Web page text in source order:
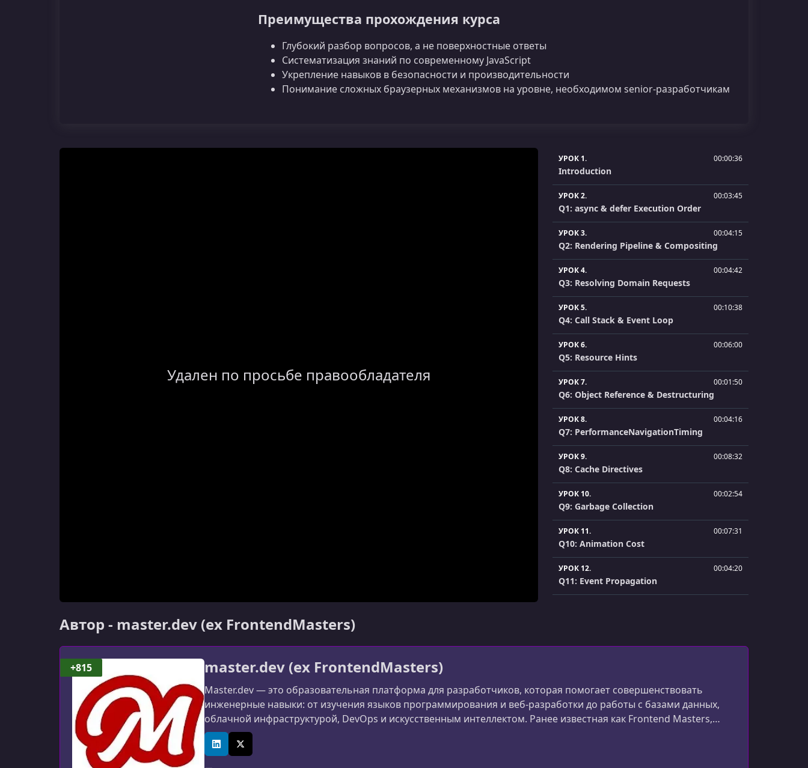
Преимущества прохождения курса
Глубокий разбор вопросов, а не поверхностные ответы
Систематизация знаний по современному JavaScript
Укрепление навыков в безопасности и производительности
Понимание сложных браузерных механизмов на уровне, необходимом senior‑разработчикам
Удален по просьбе правообладателя
УРОК 1. 00:00:36
Introduction
УРОК 2. 00:03:45
Q1: async & defer Execution Order
УРОК 3. 00:04:15
Q2: Rendering Pipeline & Compositing
УРОК 4. 00:04:42
Q3: Resolving Domain Requests
УРОК 5. 00:10:38
Q4: Call Stack & Event Loop
УРОК 6. 00:06:00
Q5: Resource Hints
УРОК 7. 00:01:50
Q6: Object Reference & Destructuring
УРОК 8. 00:04:16
Q7: PerformanceNavigationTiming
УРОК 9. 00:08:32
Q8: Cache Directives
УРОК 10. 00:02:54
Q9: Garbage Collection
УРОК 11. 00:07:31
Q10: Animation Cost
УРОК 12. 00:04:20
Q11: Event Propagation
Q14: Web Vitals
УРОК 16.
Автор - master.dev (ex FrontendMasters)
master.dev (ex FrontendMasters)
Master.dev — это образовательная платформа для разработчиков, которая помогает совершенствовать
инженерные навыки: от изучения языков программирования и веб-разработки до работы с базами данных,
облачной инфраструктурой, DevOps и искусственным интеллектом. Ранее известная как Frontend Masters,
платформа расширила фокус и теперь обучает разработчиков всему спектру современной разработки ПО.
LinkedInX (Twitter)
+815